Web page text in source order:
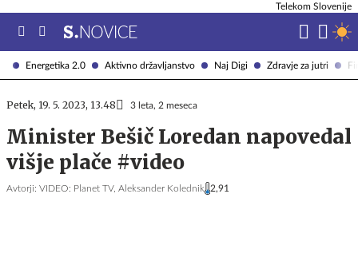
Energetika 2.0 Aktivno državljanstvo Naj Digi Zdravje za jutri
Telekom Slovenije
Petek, 19. 5. 2023, 13.48 3 leta, 2 meseca
Minister Bešič Loredan napovedal
višje plače #video
Avtorji: VIDEO: Planet TV, Aleksander Kolednik 2,91